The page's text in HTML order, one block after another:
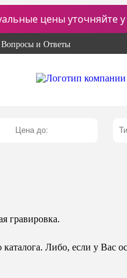
цены уточняйте
Вопросы и Ответы
гравировка.
Либо, если у Вас